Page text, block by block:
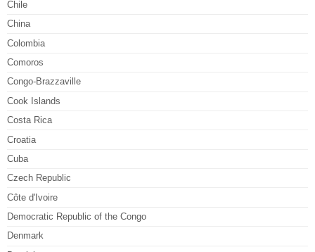
Chile
China
Colombia
Comoros
Congo-Brazzaville
Cook Islands
Costa Rica
Croatia
Cuba
Czech Republic
Côte d'Ivoire
Democratic Republic of the Congo
Denmark